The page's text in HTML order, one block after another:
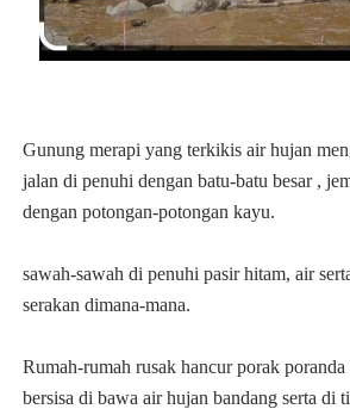
Gunungmerapi yangterkikis airhujan men
jalan di penuhi dengan batu-batu besar,
dengan potongan-potongan kayu.
sawah-sawah di penuhi pasirhitam, air
serakan dimana-mana.
Rumah-rumah rusak hancur porak poranda
bersisa di bawa airhujan bandang serta di